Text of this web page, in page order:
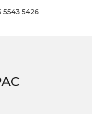
5543 5426